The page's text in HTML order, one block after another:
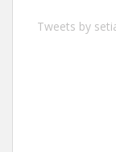
Tweets by